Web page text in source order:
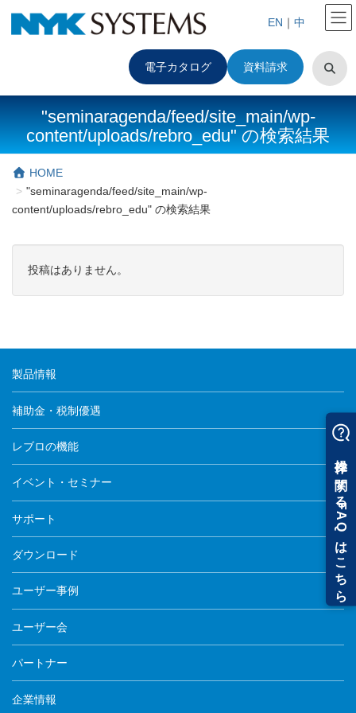
EN ｜ 中
電子カタログ 資料請求
"seminaragenda/feed/site_main/wp-
content/uploads/rebro_edu" の検索結果
HOME
"seminaragenda/feed/site_main/wp-
content/uploads/rebro_edu" の検索結果
投稿はありません。
製品情報
補助金・税制優遇
レブロの機能
イベント・セミナー
サポート
ダウンロード
ユーザー事例
ユーザー会
パートナー
企業情報